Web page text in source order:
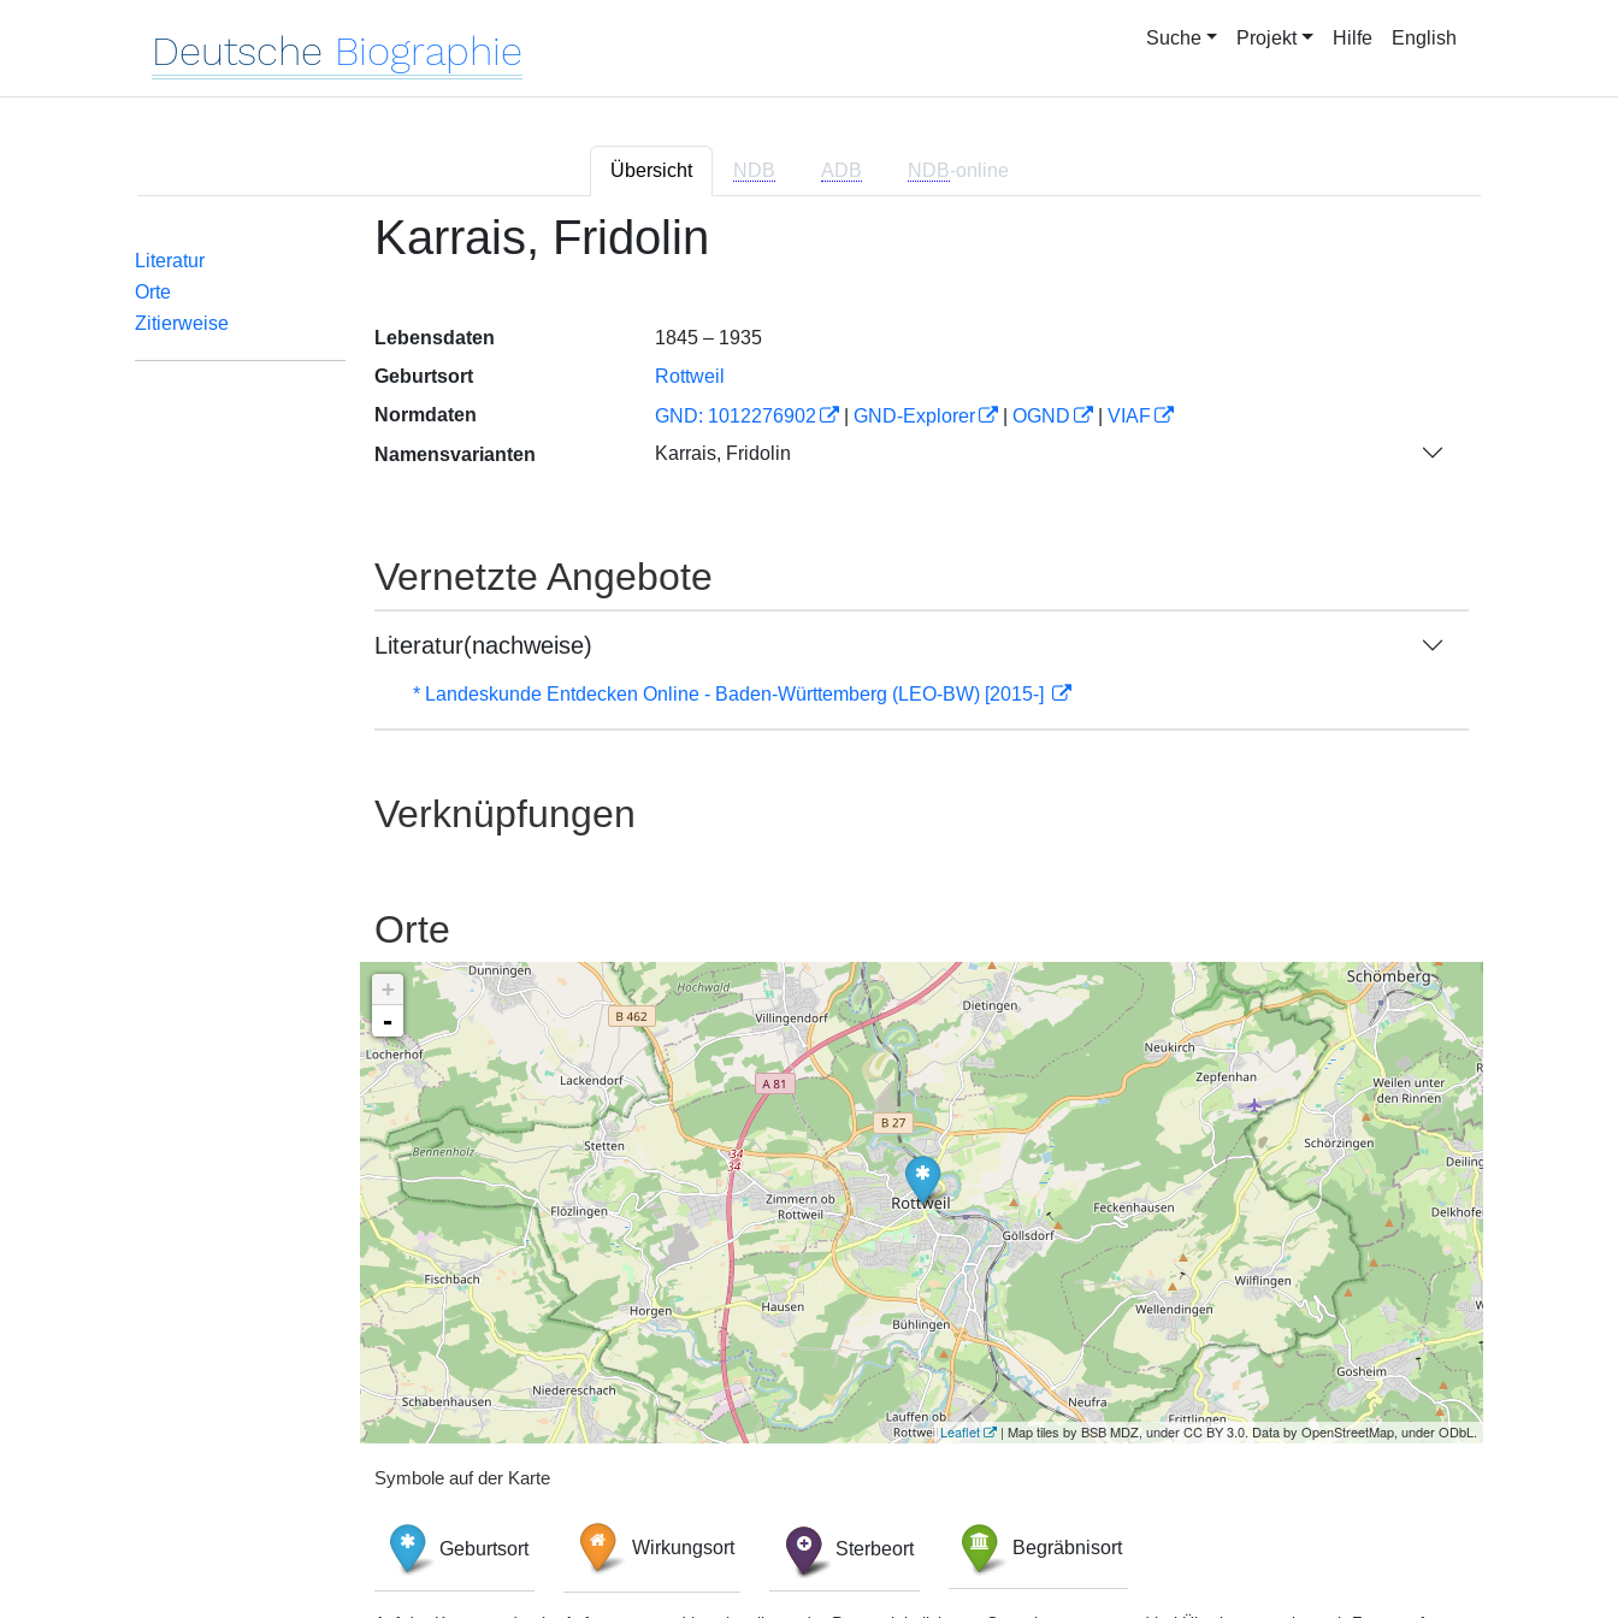
Deutsche Biographie Suche Projekt Hilfe English
Übersicht NDB ADB NDB-online
Literatur
Orte
Zitierweise
Karrais, Fridolin
Lebensdaten
1845 – 1935
Geburtsort
Rottweil
Normdaten
GND: 1012276902 GND-Explorer OGND
VIAF
Namensvarianten
Karrais, Fridolin
Vernetzte Angebote
Literatur(nachweise)
* Landeskunde Entdecken Online - Baden-Württemberg (LEO-BW) [2015-]
Verknüpfungen
Orte
+
-
Leaflet | Map tiles by BSB MDZ, under CC BY 3.0. Data by OpenStreetMap, under ODbL.
Symbole auf der Karte
Geburtsort Wirkungsort Sterbeort Begräbnisort